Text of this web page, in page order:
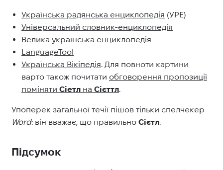
Українська радянська енциклопедія (УРЕ)
Універсальний словник-енциклопедія
Велика українська енциклопедія
LanguageTool
Українська Вікіпедія. Для повноти картини
варто також почитати обговорення пропозиції
поміняти Сіетл на Сієттл.
Упоперек загальної течії пішов тільки спелчекер
Word: він вважає, що правильно Сієтл.
Підсумок